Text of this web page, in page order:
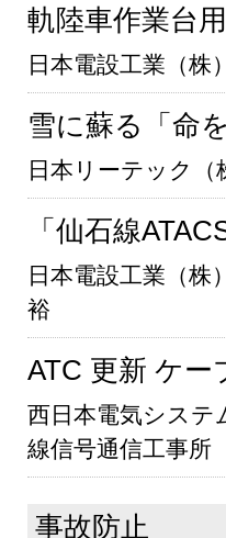
軌陸車作業台
日本電設工業（
雪に蘇る「命
日本リーテック
「仙石線
日本電設工業（
裕
ATC 更新 ケ
西日本電気シス
線信号通信工事
事故防止